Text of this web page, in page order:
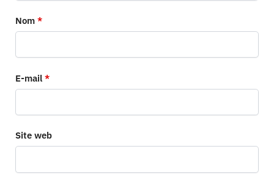
Nom *
E-mail *
Site web